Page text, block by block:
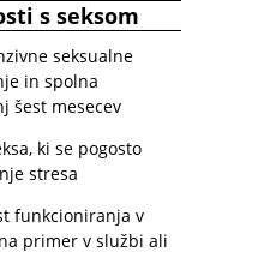
s seksom
seksualne
in spolna
šest mesecev
ki se pogosto
stresa
funkcioniranja v
primer v službi ali